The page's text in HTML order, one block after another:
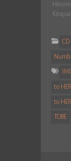
CD
to
to
TOBE